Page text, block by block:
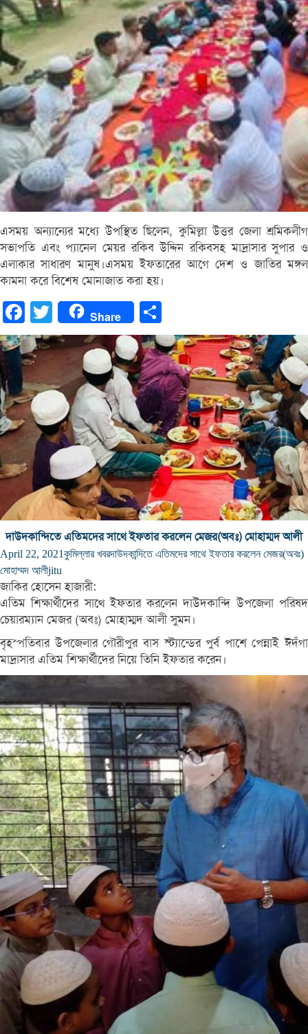
এসময় অন্যান্যের মধ্যে উপস্থিত ছিলেন, কুমিল্লা উত্তর জেলা শ্রমিকলীগ
সভাপতি এবং প্যানেল মেয়র রকিব উদ্দিন রকিবসহ মাদ্রাসার সুপার ও
এলাকার সাধারণ মানুষ।এসময় ইফতারের আগে দেশ ও জাতির মঙ্গল
কামনা করে বিশেষ মোনাজাত করা হয়।
FacebookTwitter Share
দাউদকান্দিতে এতিমদের সাথে ইফতার করলেন মেজর(অবঃ) মোহাম্মদ আলী
April 22, 2021কুমিল্লার খবরদাউদকান্দিতে এতিমদের সাথে ইফতার করলেন মেজর(অবঃ)
মোহাম্মদ আলীjitu
জাকির হোসেন হাজারী:
এতিম শিক্ষার্থীদের সাথে ইফতার করলেন দাউদকান্দি উপজেলা পরিষদ
চেয়ারম্যান মেজর (অবঃ) মোহাম্মদ আলী সুমন।
বৃহস্পতিবার উপজেলার গৌরীপুর বাস স্ট্যান্ডের পুর্ব পাশে পেন্নাই ঈদঁগা
মাদ্রাসার এতিম শিক্ষার্থীদের নিয়ে তিনি ইফতার করেন।